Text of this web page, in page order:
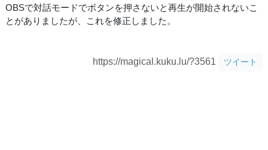
OBSで対話モードでボタンを押さないと再生が開始されないこ
とがありましたが、これを修正しました。
https://magical.kuku.lu/?3561 ツイート